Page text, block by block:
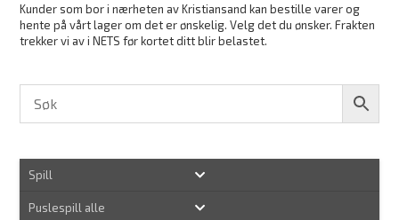
Kunder som bor i nærheten av Kristiansand kan bestille varer og
hente på vårt lager om det er ønskelig. Velg det du ønsker. Frakten
trekker vi av i NETS før kortet ditt blir belastet.
Spill
Puslespill alle